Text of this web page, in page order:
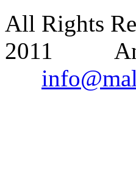
All Rights
2011